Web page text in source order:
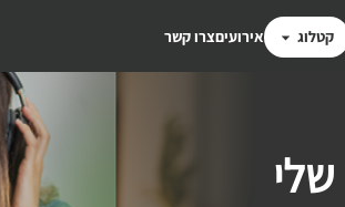
קטלוג אירועיםצרו קשר